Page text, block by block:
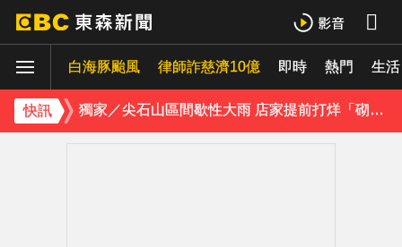
白海豚颱風 律師詐慈濟10億 即時 熱門 生活
快訊
下載東森App，隨時掌握天下大小事！
獨家／尖石山區間歇性大雨 店家提前打烊「砌牆防颱」
《理財達人秀》X 安聯投信免費講座報名中！搶先卡位 2027